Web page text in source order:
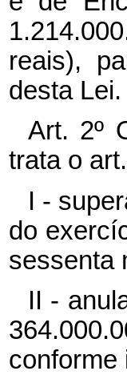
reais),
desta Lei.
Art. 2º
trata o
I -
do
sessenta
II -
conforme